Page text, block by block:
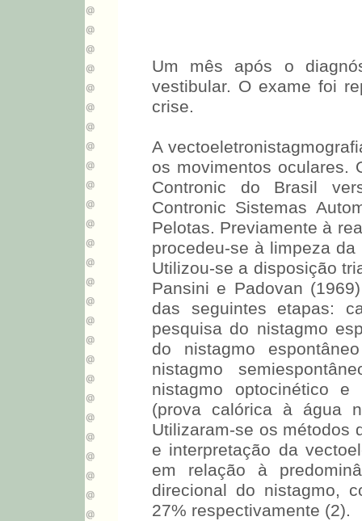
Um mês após o
vestibular. O exame foi
crise.
A
os movimentos oculares.
Contronic do Brasil
Contronic Sistemas
Pelotas. Previamente à
procedeu-se à limpeza
Utilizou-se a disposição
Pansini e Padovan
das seguintes etapas:
pesquisa do nistagmo
do nistagmo
nistagmo
nistagmo optocinético e
(prova calórica à água
Utilizaram-se os métodos
e interpretação da
em relação à
direcional do nistagmo,
27% respectivamente (2).